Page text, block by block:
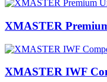
XMASTER
XMASTER IWF